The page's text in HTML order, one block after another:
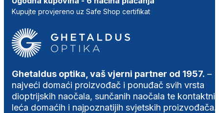
Kupujte provjereno uz Safe Shop certifikat
Ghetaldus optika, vaš vjerni partner od 1957. –
najveći domaći proizvođač i ponuđač svih vrsta
dioptrijskih naočala, sunčanih naočala te
leća domaćih i najpoznatijih svjetskih proizvođača.